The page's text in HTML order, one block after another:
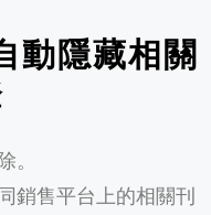
動隱藏相關
。
銷售平台上的相關刊